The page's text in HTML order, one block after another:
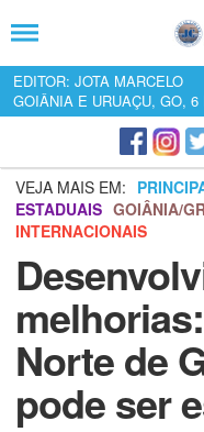
EDITOR: JOTA MARCELO
GOIÂNIA E URUAÇU, GO,
VEJA MAIS EM:
ESTADUAIS GOIÂNIA/
INTERNACIONAIS
Norte de
pode ser